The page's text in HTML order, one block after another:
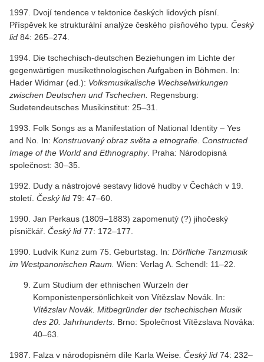
1997. Dvojí tendence v tektonice českých lidových písní.
Příspěvek ke strukturální analýze českého písňového typu. Český
lid 84: 265–274.
1994. Die tschechisch-deutschen Beziehungen im Lichte der
gegenwärtigen musikethnologischen Aufgaben in Böhmen. In:
Hader Widmar (ed.): Volksmusikalische Wechselwirkungen
zwischen Deutschen und Tschechen. Regensburg:
Sudetendeutsches Musikinstitut: 25–31.
1993. Folk Songs as a Manifestation of National Identity – Yes
and No. In: Konstruovaný obraz světa a etnografie. Constructed
Image of the World and Ethnography. Praha: Národopisná
společnost: 30–35.
1992. Dudy a nástrojové sestavy lidové hudby v Čechách v 19.
století. Český lid 79: 47–60.
1990. Jan Perkaus (1809–1883) zapomenutý (?) jihočeský
písničkář. Český lid 77: 172–177.
1990. Ludvík Kunz zum 75. Geburtstag. In: Dörfliche Tanzmusik
im Westpanonischen Raum. Wien: Verlag A. Schendl: 11–22.
Zum Studium der ethnischen Wurzeln der
Komponistenpersönlichkeit von Vítězslav Novák. In:
Vítězslav Novák. Mitbegründer der tschechischen Musik
des 20. Jahrhunderts. Brno: Společnost Vítězslava Nováka:
40–63.
1987. Falza v národopisném díle Karla Weise. Český lid 74: 232–